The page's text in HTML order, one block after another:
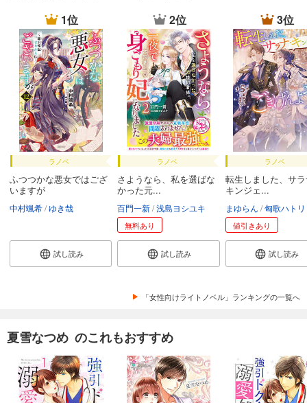
1位
ラノベ
ふつつかな悪女ではござ
いますが
中村颯希 ゆき哉
試し読み
2位
ラノベ
さようなら、私を選ばな
かった元...
百門一新 浅島ヨシユキ
無料あり
試し読み
3位
ラノベ
転生しました、サ
キンジェ...
まゆらん 匈歌ハトリ
値引きあり
試し読み
「女性向けライトノベル」ランキングの一覧へ
夏雪なつめ のこれもおすすめ